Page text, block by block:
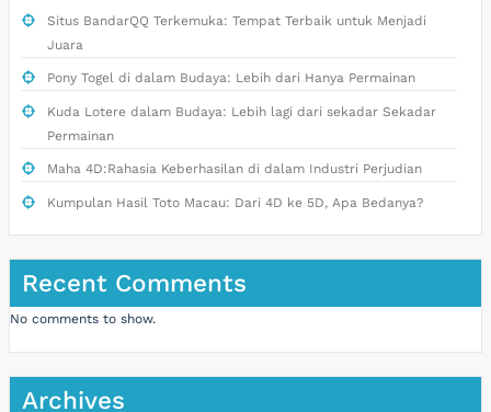
Situs BandarQQ Terkemuka: Tempat Terbaik untuk Menjadi
Juara
Pony Togel di dalam Budaya: Lebih dari Hanya Permainan
Kuda Lotere dalam Budaya: Lebih lagi dari sekadar Sekadar
Permainan
Maha 4D:Rahasia Keberhasilan di dalam Industri Perjudian
Kumpulan Hasil Toto Macau: Dari 4D ke 5D, Apa Bedanya?
Recent Comments
No comments to show.
Archives